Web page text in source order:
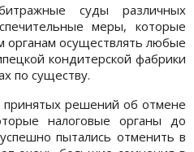
суды различных
меры, которые
органам осуществлять любые
кондитерской фабрики
по существу.
принятых решений об отмене
налоговые органы до
пытались отменить в